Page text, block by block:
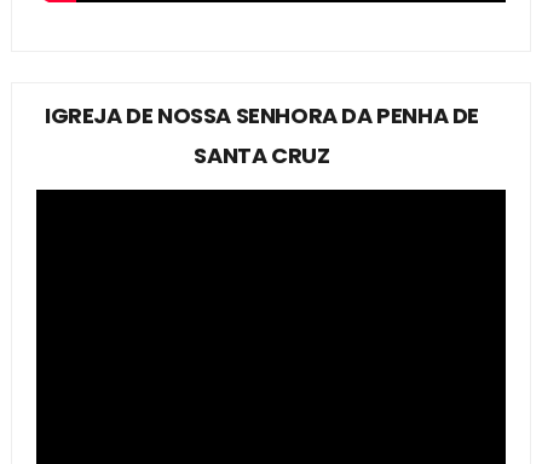
IGREJA DE NOSSA SENHORA DA PENHA DE
SANTA CRUZ